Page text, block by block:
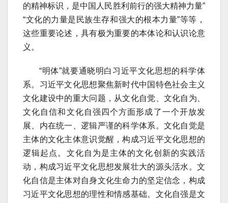
的精神标识，是中国人民胜利前行的强大精神力量”
“文化的力量是民族生存和强大的根本力量”等等，
这些重要论述，具有极为重要的本体论和认识论意
义。
“明体”就要通晓明白习近平文化思想的科学体
系。习近平文化思想聚焦新时代中国特色社会主义
文化建设中的重大问题，从文化自觉、文化自为、
文化自信和文化自强四个方面形成了一个开放发
展、内在统一、逻辑严谨的科学体系。文化自觉是
主体的文化主体意识觉醒，构成习近平文化思想的
逻辑起点。文化自为是主体的文化创新的实践活
动，构成习近平文化思想发展壮大的源头活水。文
化自信是主体对自身文化生命力的坚定信念，构成
习近平文化思想的理性和情感基础。文化自强是文